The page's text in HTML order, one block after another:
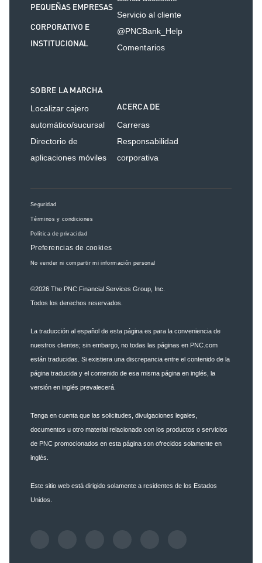
PEQUEÑAS EMPRESAS
CORPORATIVO E
INSTITUCIONAL
Servicio al cliente
@PNCBank_Help
Comentarios
SOBRE LA MARCHA
Localizar cajero
automático/sucursal
Directorio de
aplicaciones móviles
ACERCA DE
Carreras
Responsabilidad
corporativa
Seguridad
Términos y condiciones
Política de privacidad
Preferencias de cookies
No vender ni compartir mi información personal
©2026 The PNC Financial Services Group, Inc.
Todos los derechos reservados.
La traducción al español de esta página es para la conveniencia de
nuestros clientes; sin embargo, no todas las páginas en PNC.com
están traducidas. Si existiera una discrepancia entre el contenido de la
página traducida y el contenido de esa misma página en inglés, la
versión en inglés prevalecerá.
Tenga en cuenta que las solicitudes, divulgaciones legales,
documentos u otro material relacionado con los productos o servicios
de PNC promocionados en esta página son ofrecidos solamente en
inglés.
Este sitio web está dirigido solamente a residentes de los Estados
Unidos.